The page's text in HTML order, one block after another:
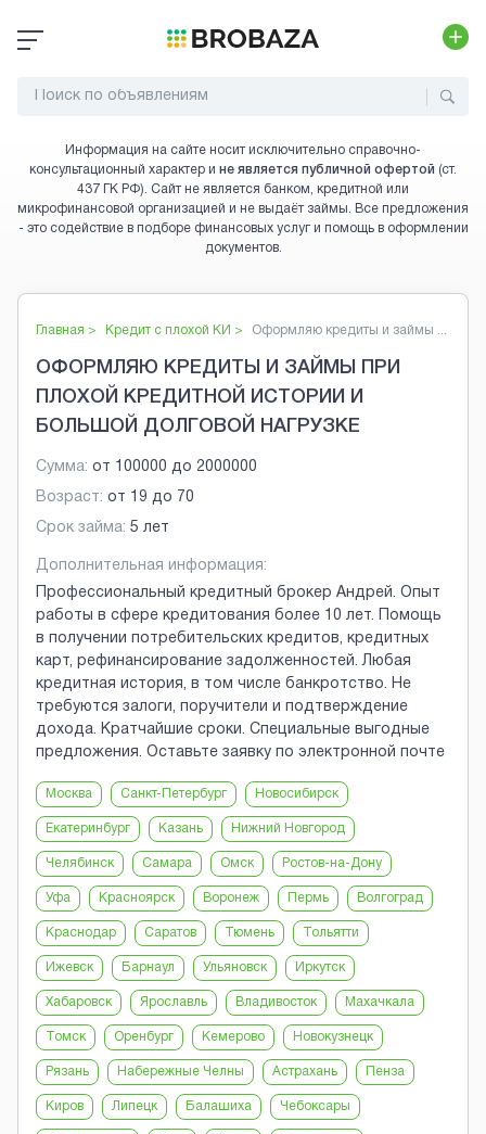
Информация на сайте носит исключительно справочно-
консультационный характер и не является публичной офертой (ст.
437 ГК РФ). Сайт не является банком, кредитной или
микрофинансовой организацией и не выдаёт займы. Все предложения
- это содействие в подборе финансовых услуг и помощь в оформлении
документов.
Главная > Кредит с плохой КИ > Оформляю кредиты и займы ...
ОФОРМЛЯЮ КРЕДИТЫ И ЗАЙМЫ ПРИ
ПЛОХОЙ КРЕДИТНОЙ ИСТОРИИ И
БОЛЬШОЙ ДОЛГОВОЙ НАГРУЗКЕ
Сумма: от 100000 до 2000000
Возраст: от 19 до 70
Срок займа: 5 лет
Дополнительная информация:
Профессиональный кредитный брокер Андрей. Опыт
работы в сфере кредитования более 10 лет. Помощь
в получении потребительских кредитов, кредитных
карт, рефинансирование задолженностей. Любая
кредитная история, в том числе банкротство. Не
требуются залоги, поручители и подтверждение
дохода. Кратчайшие сроки. Специальные выгодные
предложения. Оставьте заявку по электронной почте
Москва Санкт-Петербург Новосибирск
Екатеринбург Казань Нижний Новгород
Челябинск Самара Омск Ростов-на-Дону
Уфа Красноярск Воронеж Пермь Волгоград
Краснодар Саратов Тюмень Тольятти
Ижевск Барнаул Ульяновск Иркутск
Хабаровск Ярославль Владивосток Махачкала
Томск Оренбург Кемерово Новокузнецк
Рязань Набережные Челны Астрахань Пенза
Киров Липецк Балашиха Чебоксары